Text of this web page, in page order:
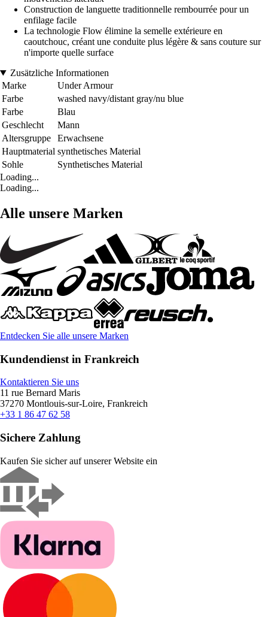
Construction de languette traditionnelle rembourrée pour un
enfilage facile
La technologie Flow élimine la semelle extérieure en
caoutchouc, créant une conduite plus légère & sans couture sur
n'importe quelle surface
Zusätzliche Informationen
Marke
Under Armour
Farbe
washed navy/distant gray/nu blue
Farbe
Blau
Geschlecht
Mann
Altersgruppe
Erwachsene
Hauptmaterial synthetisches Material
Sohle
Synthetisches Material
Loading...
Loading...
Alle unsere Marken
Entdecken Sie alle unsere Marken
Kundendienst in Frankreich
Kontaktieren Sie uns
11 rue Bernard Maris
37270 Montlouis-sur-Loire, Frankreich
+33 1 86 47 62 58
Sichere Zahlung
Kaufen Sie sicher auf unserer Website ein